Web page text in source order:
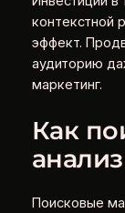
контекстной
эффект.
аудиторию
маркетинг.
Как
Поисковые